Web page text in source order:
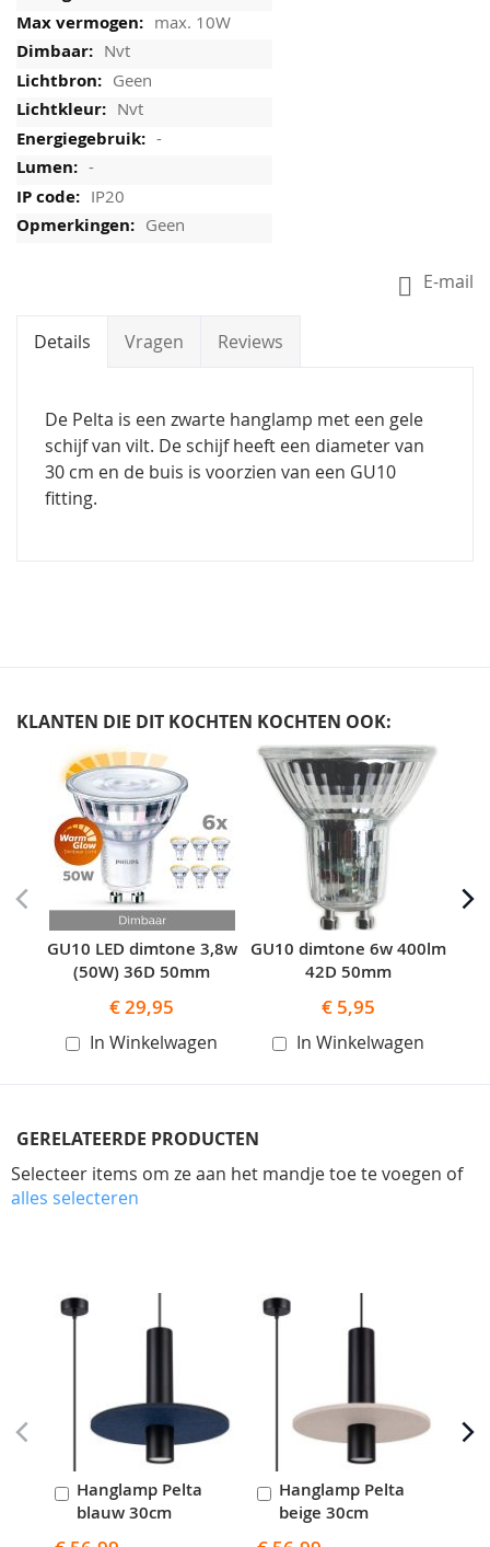
max. 10W
Nvt
Geen
Nvt
-
-
IP20
Geen
E-mail
Details Vragen Reviews
De Pelta is een zwarte hanglamp met een gele
schijf van vilt. De schijf heeft een diameter van
30 cm en de buis is voorzien van een GU10
fitting.
KLANTEN DIE DIT KOCHTEN KOCHTEN OOK:
Skip
carousel
GU10 LED dimtone 3,8w
(50W) 36D 50mm
€ 29,95
In Winkelwagen
GU10 dimtone 6w 400lm
42D 50mm
€ 5,95
In Winkelwagen
GERELATEERDE PRODUCTEN
Selecteer items om ze aan het mandje toe te voegen of
alles selecteren
Hanglamp Pelta
blauw 30cm
In
Winkelwagen
Hanglamp Pelta
beige 30cm
In
Winkelwagen